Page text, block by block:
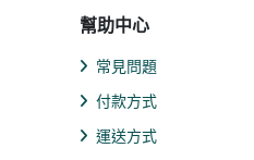
幫助中心
常見問題
付款方式
運送方式